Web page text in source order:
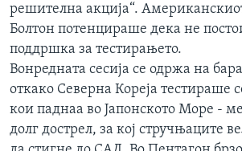
решителна акција“.
Болтон потенцираше дека не
поддршка за тестирањето.
Вонредната сесија се одржа на
откако Северна Кореја тестираше
кои паднаа во Јапонското Море -
долг дострел, за кој стручњаците